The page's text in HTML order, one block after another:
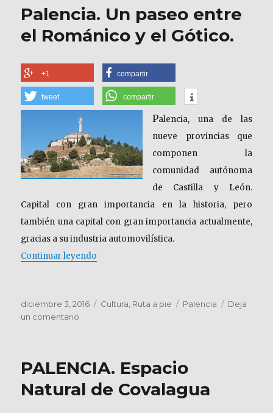
Historia
Comics
Palencia. Un paseo entre
el Románico y el Gótico.
+1 compartir
tweet compartir
Palencia, una de las
nueve provincias que
componen la
comunidad autónoma
de Castilla y León.
Capital con gran importancia en la historia, pero
también una capital con gran importancia actualmente,
gracias a su industria automovilística.
Continuar leyendo
Publicado
el
diciembre 3, 2016 Categorías
Cultura, Ruta a pie Etiquetas
Palencia
Deja
un comentario
entre
Románico
PALENCIA. Espacio
Natural de Covalagua